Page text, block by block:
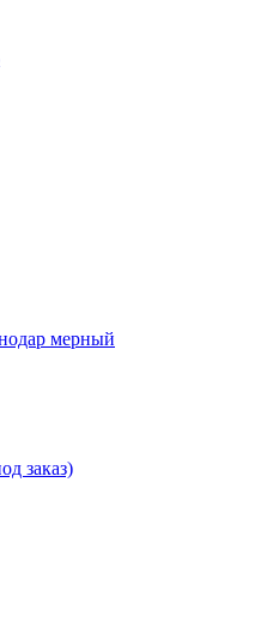
мерный
заказ)